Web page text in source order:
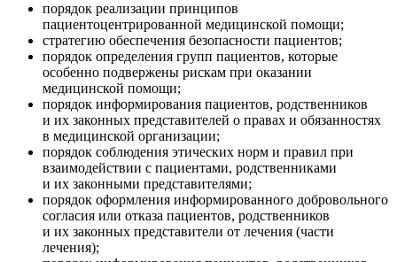
порядок реализации принципов
пациентоцентрированной медицинской помощи;
стратегию обеспечения безопасности пациентов;
порядок определения групп пациентов, которые
особенно подвержены рискам при оказании
медицинской помощи;
порядок информирования пациентов, родственников
и их законных представителей о правах и обязанностях
в медицинской организации;
порядок соблюдения этических норм и правил при
взаимодействии с пациентами, родственниками
и их законными представителями;
порядок оформления информированного добровольного
согласия или отказа пациентов, родственников
и их законных представители от лечения (части
лечения);